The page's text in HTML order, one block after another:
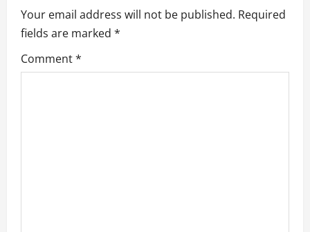
Your email address will not be published. Required
fields are marked *
Comment*